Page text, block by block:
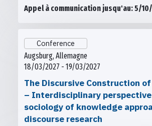
Appel à communication jusqu'au: 5/
Conference
Augsburg, Allemagne
18/03/2027 - 19/03/2027
The Discursive Construction
– Interdisciplinary
sociology of knowledge
discourse research